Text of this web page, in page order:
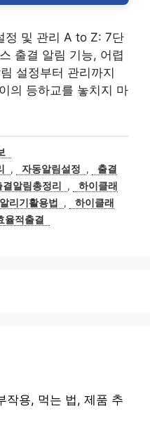
정 및 관리 A to Z: 7단
출결 알림 기능, 어렵
설정부터 관리까지
의 등하교를 놓치지 마
, 자동알림설정 ,
출결
결알림총정리 ,
하이클래
리기활용법 ,
하이클래
율적출결
작용, 먹는 법, 제품 추